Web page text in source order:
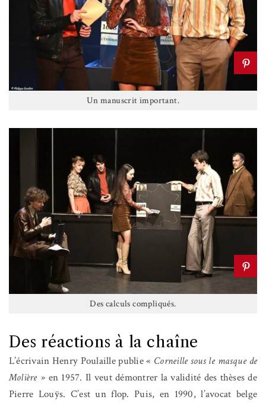
Un manuscrit important.
Des calculs compliqués.
Des réactions à la chaîne
L’écrivain Henry Poulaille publie « Corneille sous le masque de
Molière » en 1957. Il veut démontrer la validité des thèses de
Pierre Louÿs. C’est un flop. Puis, en 1990, l’avocat belge